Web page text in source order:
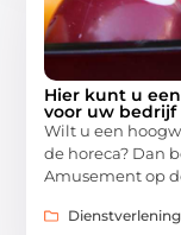
Hier kunt u
voor uw bedrijf
Wilt u een
de horeca? Dan
Amusement op
Dienstverlening